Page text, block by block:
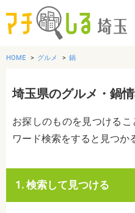
美容・健康
歯医者・病院
HOME グルメ 鍋
埼玉県のグルメ・鍋
お探しのものを見つける
ワード検索をすると見つか
1. 検索して見つける